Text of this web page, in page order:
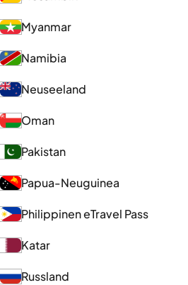
Myanmar
Namibia
Neuseeland
Oman
Pakistan
Papua-Neuguinea
Philippinen eTravel Pass
Katar
Russland